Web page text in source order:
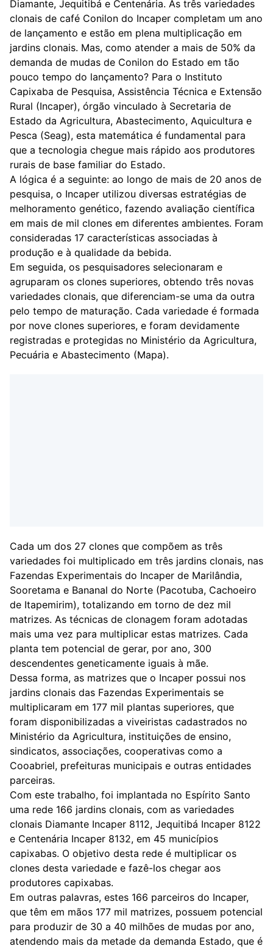
Diamante, Jequitibá e Centenária. As três variedades
clonais de café Conilon do Incaper completam um ano
de lançamento e estão em plena multiplicação em
jardins clonais. Mas, como atender a mais de 50% da
demanda de mudas de Conilon do Estado em tão
pouco tempo do lançamento? Para o Instituto
Capixaba de Pesquisa, Assistência Técnica e Extensão
Rural (Incaper), órgão vinculado à Secretaria de
Estado da Agricultura, Abastecimento, Aquicultura e
Pesca (Seag), esta matemática é fundamental para
que a tecnologia chegue mais rápido aos produtores
rurais de base familiar do Estado.
A lógica é a seguinte: ao longo de mais de 20 anos de
pesquisa, o Incaper utilizou diversas estratégias de
melhoramento genético, fazendo avaliação científica
em mais de mil clones em diferentes ambientes. Foram
consideradas 17 características associadas à
produção e à qualidade da bebida.
Em seguida, os pesquisadores selecionaram e
agruparam os clones superiores, obtendo três novas
variedades clonais, que diferenciam-se uma da outra
pelo tempo de maturação. Cada variedade é formada
por nove clones superiores, e foram devidamente
registradas e protegidas no Ministério da Agricultura,
Pecuária e Abastecimento (Mapa).
Cada um dos 27 clones que compõem as três
variedades foi multiplicado em três jardins clonais, nas
Fazendas Experimentais do Incaper de Marilândia,
Sooretama e Bananal do Norte (Pacotuba, Cachoeiro
de Itapemirim), totalizando em torno de dez mil
matrizes. As técnicas de clonagem foram adotadas
mais uma vez para multiplicar estas matrizes. Cada
planta tem potencial de gerar, por ano, 300
descendentes geneticamente iguais à mãe.
Dessa forma, as matrizes que o Incaper possui nos
jardins clonais das Fazendas Experimentais se
multiplicaram em 177 mil plantas superiores, que
foram disponibilizadas a viveiristas cadastrados no
Ministério da Agricultura, instituições de ensino,
sindicatos, associações, cooperativas como a
Cooabriel, prefeituras municipais e outras entidades
parceiras.
Com este trabalho, foi implantada no Espírito Santo
uma rede 166 jardins clonais, com as variedades
clonais Diamante Incaper 8112, Jequitibá Incaper 8122
e Centenária Incaper 8132, em 45 municípios
capixabas. O objetivo desta rede é multiplicar os
clones desta variedade e fazê-los chegar aos
produtores capixabas.
Em outras palavras, estes 166 parceiros do Incaper,
que têm em mãos 177 mil matrizes, possuem potencial
para produzir de 30 a 40 milhões de mudas por ano,
atendendo mais da metade da demanda Estado, que é